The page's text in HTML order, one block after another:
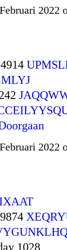
2022
2022
1028